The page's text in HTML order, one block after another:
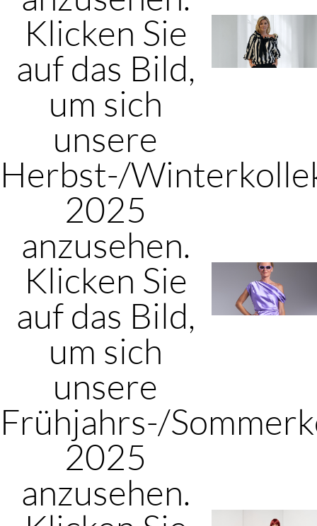
Klicken Sie
auf das Bild,
um sich
unsere
Herbst-/
2025
anzusehen.
Klicken Sie
auf das Bild,
um sich
unsere
Frühjahrs-/
2025
anzusehen.